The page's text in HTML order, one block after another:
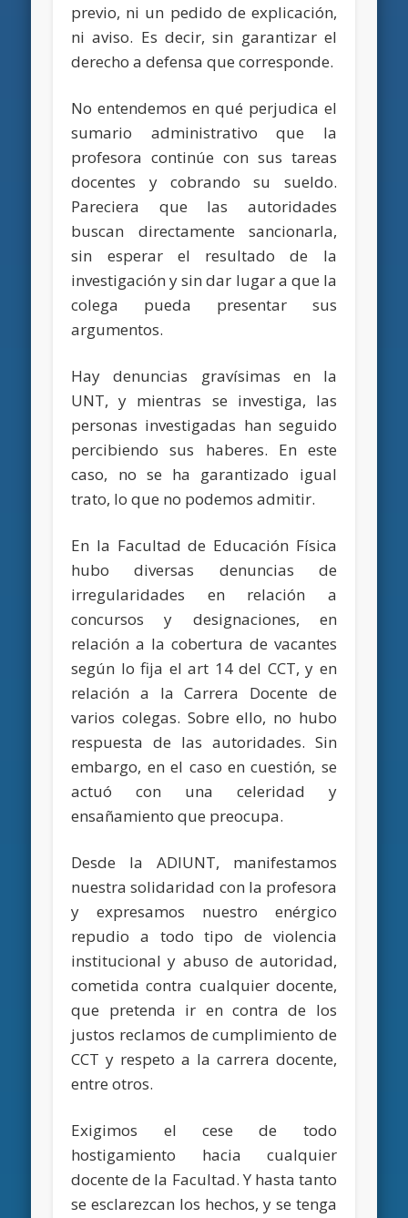
previo, ni un pedido de explicación,
ni aviso. Es decir, sin garantizar el
derecho a defensa que corresponde.
No entendemos en qué perjudica el
sumario administrativo que la
profesora continúe con sus tareas
docentes y cobrando su sueldo.
Pareciera que las autoridades
buscan directamente sancionarla,
sin esperar el resultado de la
investigación y sin dar lugar a que la
colega pueda presentar sus
argumentos.
Hay denuncias gravísimas en la
UNT, y mientras se investiga, las
personas investigadas han seguido
percibiendo sus haberes. En este
caso, no se ha garantizado igual
trato, lo que no podemos admitir.
En la Facultad de Educación Física
hubo diversas denuncias de
irregularidades en relación a
concursos y designaciones, en
relación a la cobertura de vacantes
según lo fija el art 14 del CCT, y en
relación a la Carrera Docente de
varios colegas. Sobre ello, no hubo
respuesta de las autoridades. Sin
embargo, en el caso en cuestión, se
actuó con una celeridad y
ensañamiento que preocupa.
Desde la ADIUNT, manifestamos
nuestra solidaridad con la profesora
y expresamos nuestro enérgico
repudio a todo tipo de violencia
institucional y abuso de autoridad,
cometida contra cualquier docente,
que pretenda ir en contra de los
justos reclamos de cumplimiento de
CCT y respeto a la carrera docente,
entre otros.
Exigimos el cese de todo
hostigamiento hacia cualquier
docente de la Facultad. Y hasta tanto
se esclarezcan los hechos, y se tenga